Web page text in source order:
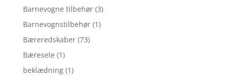
Barnevogne tilbehør (3)
Barnevognstilbehør (1)
Bæreredskaber (73)
Bæresele (1)
beklædning (1)